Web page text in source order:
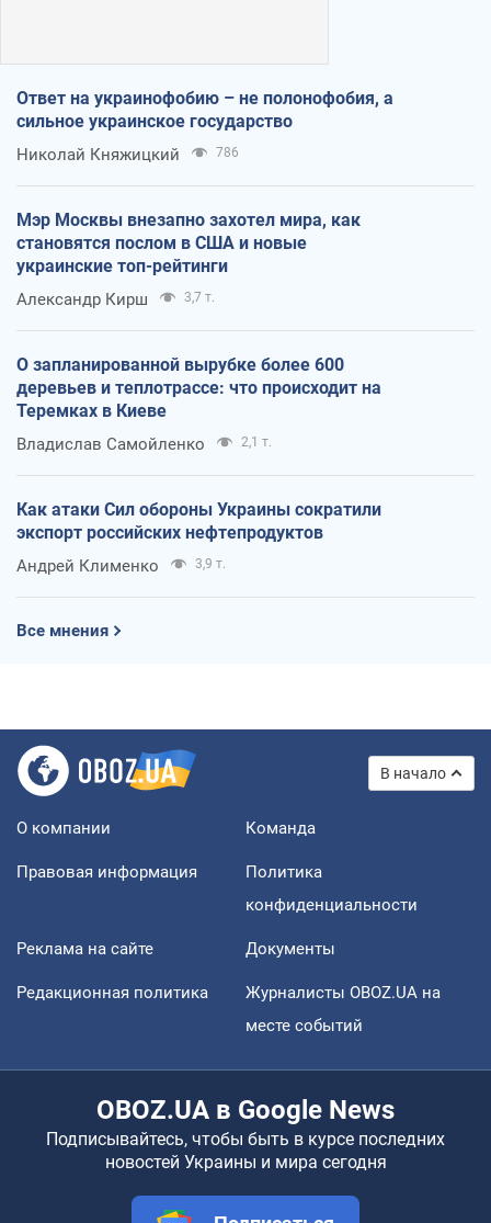
Ответ на украинофобию – не полонофобия, а
сильное украинское государство
Николай Княжицкий 786
Мэр Москвы внезапно захотел мира, как
становятся послом в США и новые
украинские топ-рейтинги
Александр Кирш 3,7 т.
О запланированной вырубке более 600
деревьев и теплотрассе: что происходит на
Теремках в Киеве
Владислав Самойленко 2,1 т.
Как атаки Сил обороны Украины сократили
экспорт российских нефтепродуктов
Андрей Клименко 3,9 т.
Все мнения
В начало
О компании Команда
Правовая информация
Политика
конфиденциальности
Реклама на сайте Документы
Редакционная политика
Журналисты OBOZ.UA на
месте событий
OBOZ.UA в Google News
Подписывайтесь, чтобы быть в курсе последних
новостей Украины и мира сегодня